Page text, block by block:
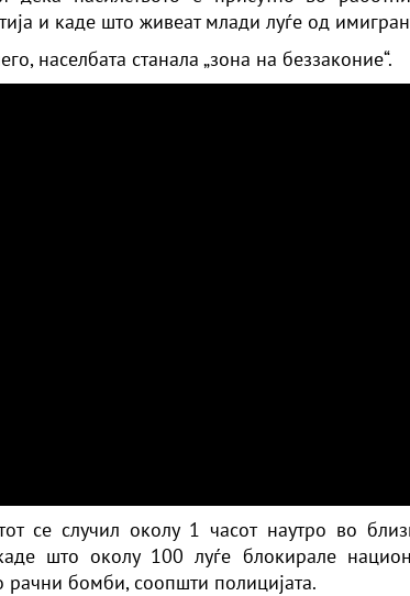
и каде што живеат млади луѓе од
населбата станала „зона на беззаконие“.
се случил околу 1 часот наутро во
што околу 100 луѓе блокирале
рачни бомби, соопшти полицијата.